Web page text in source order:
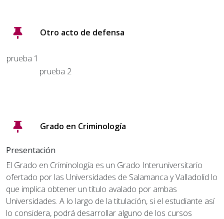
Otro acto de defensa
prueba 1
prueba 2
Grado en Criminología
Presentación
El Grado en Criminología es un Grado Interuniversitario
ofertado por las Universidades de Salamanca y Valladolid lo
que implica obtener un título avalado por ambas
Universidades. A lo largo de la titulación, si el estudiante así
lo considera, podrá desarrollar alguno de los cursos